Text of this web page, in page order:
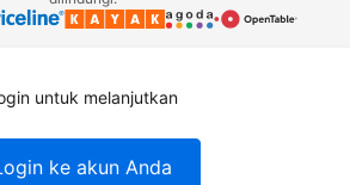
untuk melanjutkan
ke akun Anda